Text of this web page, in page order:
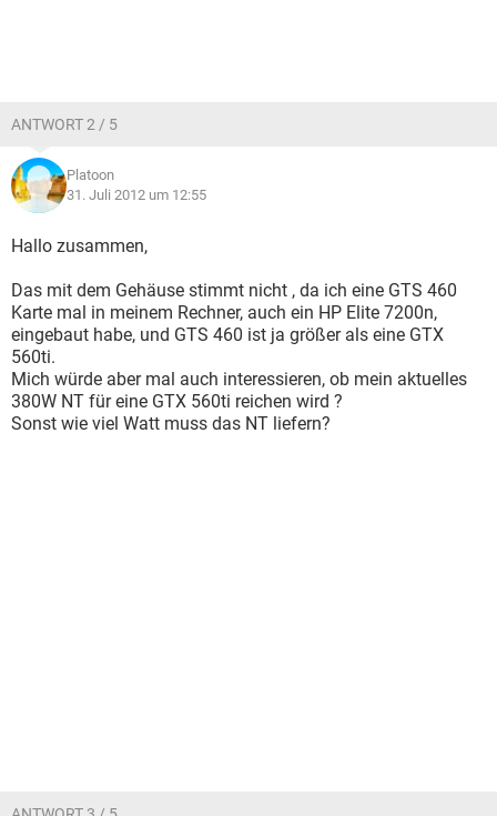
ANTWORT 2 / 5
Platoon
31. Juli 2012 um 12:55
Hallo zusammen,
Das mit dem Gehäuse stimmt nicht , da ich eine GTS 460
Karte mal in meinem Rechner, auch ein HP Elite 7200n,
eingebaut habe, und GTS 460 ist ja größer als eine GTX
560ti.
Mich würde aber mal auch interessieren, ob mein aktuelles
380W NT für eine GTX 560ti reichen wird ?
Sonst wie viel Watt muss das NT liefern?